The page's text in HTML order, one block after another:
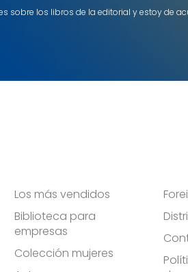
sobre los libros de la editorial y estoy de
Los más vendidos
Biblioteca para
empresas
Colección mujeres